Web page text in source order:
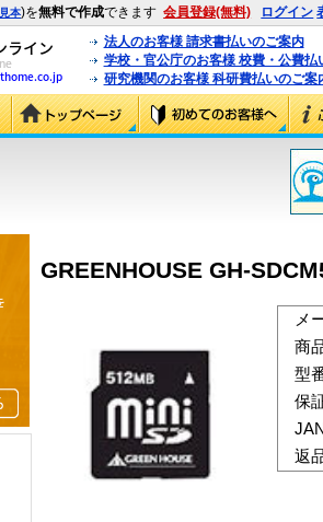
見本)を無料で作成できます 会員登録(無料) ログイン
法人のお客様 請求書払いのご案内
学校・官公庁のお客様 校費・公費払
研究機関のお客様 科研費払いのご案
GREENHOUSE GH-
メ
商
型
保
返